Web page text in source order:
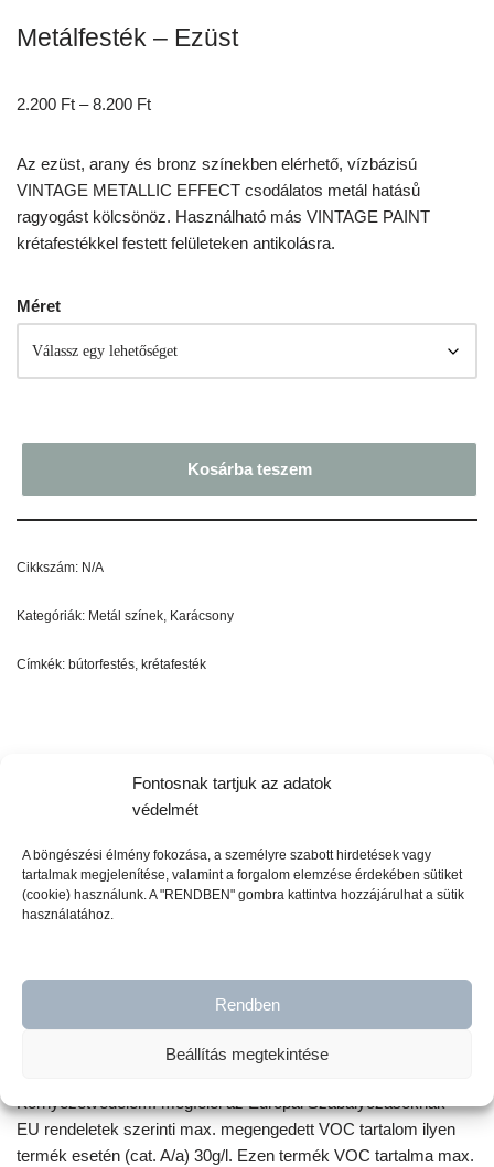
Fontosnak tartjuk az adatok
védelmét
A böngészési élmény fokozása, a személyre szabott hirdetések vagy
tartalmak megjelenítése, valamint a forgalom elemzése érdekében sütiket
(cookie) használunk. A "RENDBEN" gombra kattintva hozzájárulhat a sütik
használatához.
Rendben
Beállítás megtekintése
Metálfesték – Ezüst
2.200 Ft – 8.200 Ft
Az ezüst, arany és bronz színekben elérhető, vízbázisú
VINTAGE METALLIC EFFECT csodálatos metál hatásů
ragyogást kölcsönöz. Használható más VINTAGE PAINT
krétafestékkel festett felületeken antikolásra.
Méret
Kosárba teszem
Cikkszám: N/A
Kategóriák: Metál színek, Karácsony
Címkék: bútorfestés, krétafesték
További információk
A Ezüstmetál Festék használható egy-egy panelen, vagy
bútorok díszeinek kiemelésére. Esetleg stencil minták
megfestésére. Teljes takarás érdekében több, vékony réteg
A 200 ml-es kiszerelés kb 3-4,5 nm felületre elegendő a felület
porózusságától függõen. Száradás: 4 óra elteltével átfesthető.
Használat előtt jól fel kell keverni, a festendő felületet pedig por-
Környezetvédelem: megfelel az Európai Szabályozásoknak –
EU rendeletek szerinti max. megengedett VOC tartalom ilyen
termék esetén (cat. A/a) 30g/l. Ezen termék VOC tartalma max.